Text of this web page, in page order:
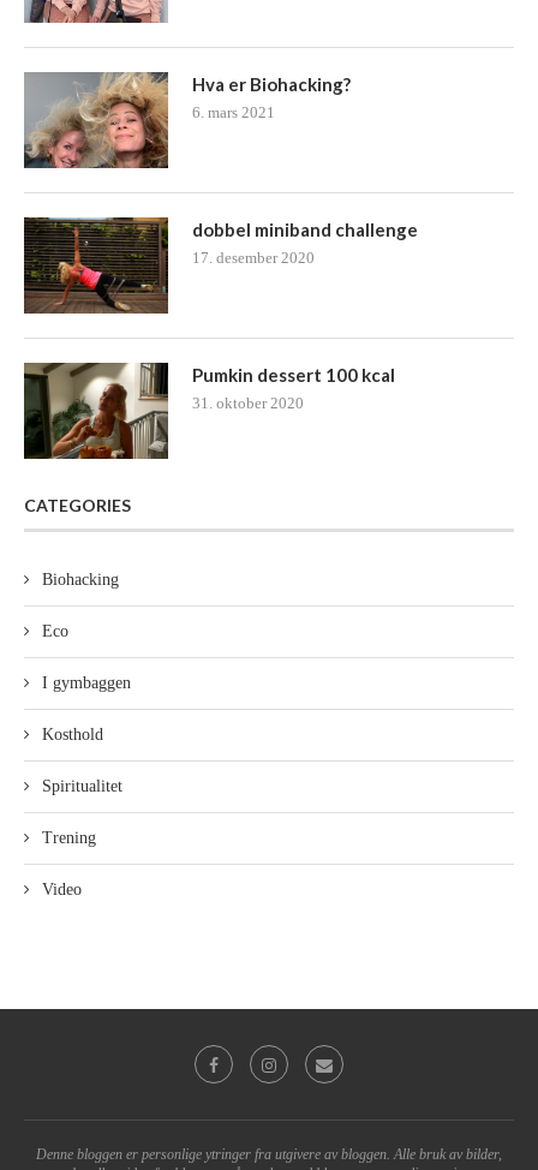
Hva er Biohacking?
6. mars 2021
dobbel miniband challenge
17. desember 2020
Pumkin dessert 100 kcal
31. oktober 2020
CATEGORIES
Biohacking
Eco
I gymbaggen
Kosthold
Spiritualitet
Trening
Video
Denne bloggen er personlige ytringer fra utgivere av bloggen. Alle bruk av bilder,